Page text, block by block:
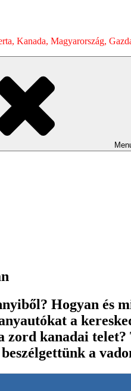
Kanada, Magyarország,
Hogyan és
a
kanadai
a